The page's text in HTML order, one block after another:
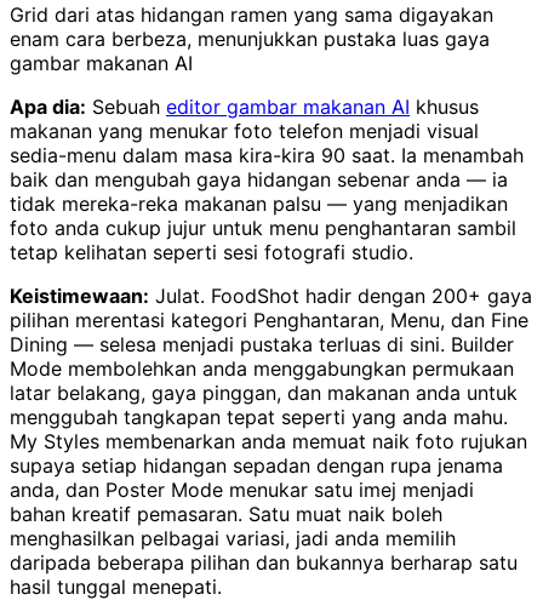
Grid dari atas hidangan ramen yang sama digayakan
enam cara berbeza, menunjukkan pustaka luas gaya
gambar makanan AI
Apa dia: Sebuah editor gambar makanan AI khusus
makanan yang menukar foto telefon menjadi visual
sedia-menu dalam masa kira-kira 90 saat. Ia menambah
baik dan mengubah gaya hidangan sebenar anda — ia
tidak mereka-reka makanan palsu — yang menjadikan
foto anda cukup jujur untuk menu penghantaran sambil
tetap kelihatan seperti sesi fotografi studio.
Keistimewaan: Julat. FoodShot hadir dengan 200+ gaya
pilihan merentasi kategori Penghantaran, Menu, dan Fine
Dining — selesa menjadi pustaka terluas di sini. Builder
Mode membolehkan anda menggabungkan permukaan
latar belakang, gaya pinggan, dan makanan anda untuk
menggubah tangkapan tepat seperti yang anda mahu.
My Styles membenarkan anda memuat naik foto rujukan
supaya setiap hidangan sepadan dengan rupa jenama
anda, dan Poster Mode menukar satu imej menjadi
bahan kreatif pemasaran. Satu muat naik boleh
menghasilkan pelbagai variasi, jadi anda memilih
daripada beberapa pilihan dan bukannya berharap satu
hasil tunggal menepati.